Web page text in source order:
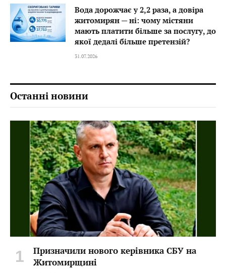
Вода дорожчає у 2,2 раза, а довіра
житомирян — ні: чому містяни
мають платити більше за послугу, до
якої дедалі більше претензій?
31.07.2026
Останні новини
Призначили нового керівника СБУ на
Житомирщині